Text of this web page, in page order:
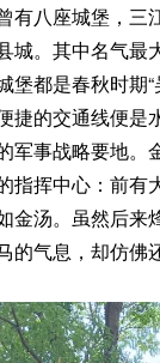
有八座城堡，三
。其中名气最
堡都是春秋时期
捷的交通线便是
军事战略要地。
指挥中心：前有
金汤。虽然后来
的气息，却仿佛